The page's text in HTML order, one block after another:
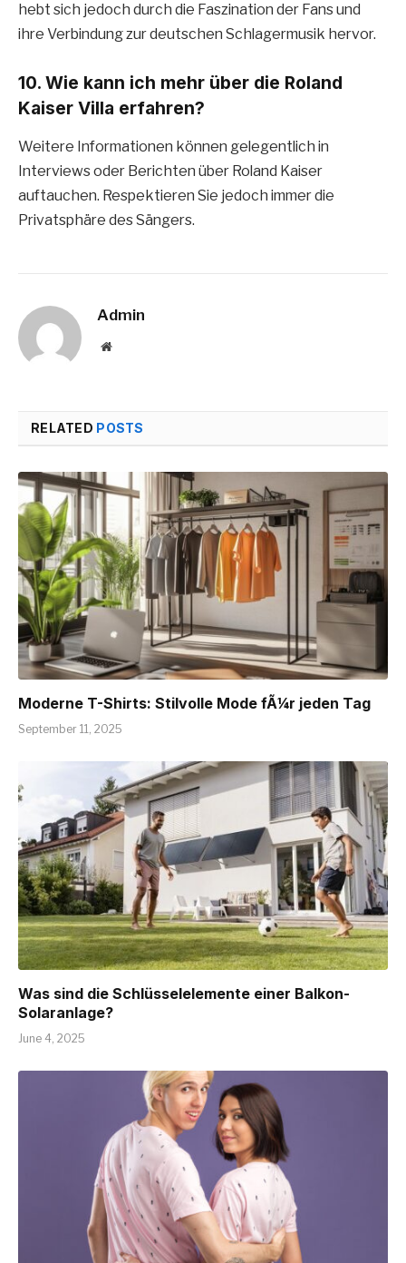
hebt sich jedoch durch die Faszination der Fans und
ihre Verbindung zur deutschen Schlagermusik hervor.
10. Wie kann ich mehr über die Roland
Kaiser Villa erfahren?
Weitere Informationen können gelegentlich in
Interviews oder Berichten über Roland Kaiser
auftauchen. Respektieren Sie jedoch immer die
Privatsphäre des Sängers.
Admin
Website
RELATED POSTS
Moderne T-Shirts: Stilvolle Mode fÃ¼r jeden Tag
September 11, 2025
Was sind die Schlüsselelemente einer Balkon-
Solaranlage?
June 4, 2025